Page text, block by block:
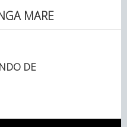
MARE
DE